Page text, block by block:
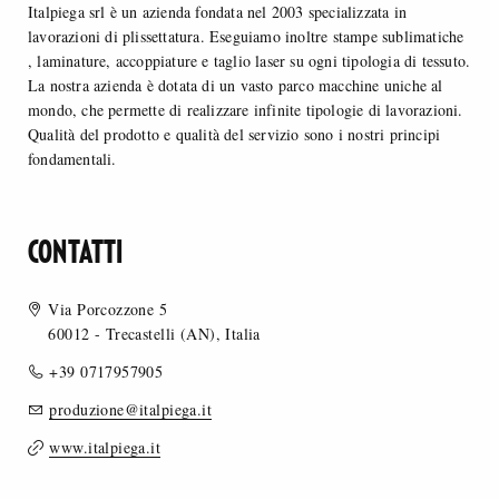
Italpiega srl è un azienda fondata nel 2003 specializzata in
lavorazioni di plissettatura. Eseguiamo inoltre stampe sublimatiche
, laminature, accoppiature e taglio laser su ogni tipologia di tessuto.
La nostra azienda è dotata di un vasto parco macchine uniche al
mondo, che permette di realizzare infinite tipologie di lavorazioni.
Qualità del prodotto e qualità del servizio sono i nostri principi
fondamentali.
CONTATTI
Via Porcozzone 5
60012 - Trecastelli (AN), Italia
+39 0717957905
produzione@italpiega.it
www.italpiega.it